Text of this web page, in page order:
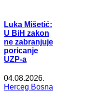
Luka Mišetić:
U BiH zakon
ne zabranjuje
poricanje
UZP-a
04.08.2026.
Herceg Bosna